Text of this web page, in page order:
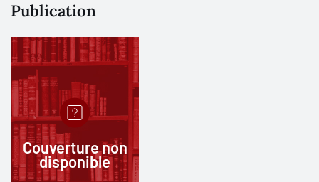
Publication
Couverture non
disponible